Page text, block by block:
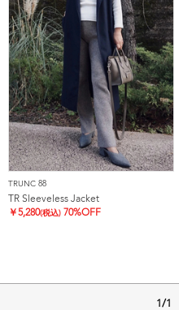
TRUNC 88
TR Sleeveless Jacket
￥5,280(税込) 70%OFF
1/1